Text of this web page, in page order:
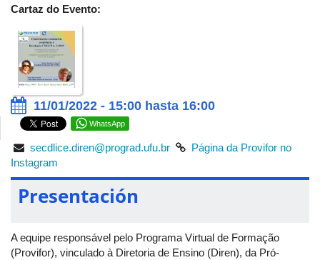
Cartaz do Evento:
11/01/2022 - 15:00 hasta 16:00
WhatsApp
secdlice.diren@prograd.ufu.br
Página da Provifor no
Instagram
Presentación
A equipe responsável pelo Programa Virtual de Formação
(Provifor), vinculado à Diretoria de Ensino (Diren), da Pró-